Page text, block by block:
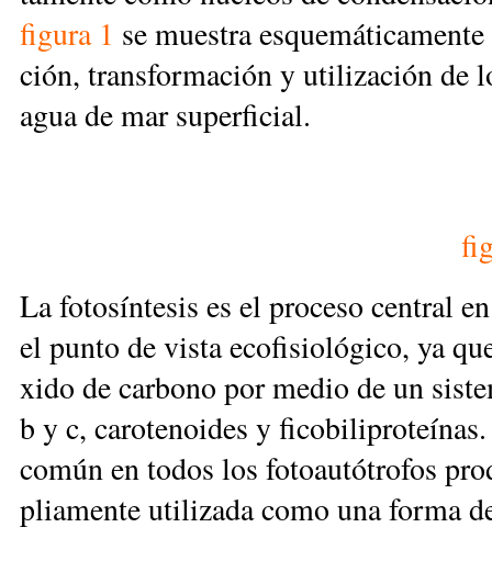
fi­gu­ra 1 se mues­tra
ción, trans­for­ma­ción y uti­li­za­ción de
agua de mar su­per­fi­cial.
La fo­to­sín­te­sis es el pro­ce­so cen­tral
el pun­to de vis­ta eco­fi­sio­ló­gi­co, ya
xi­do de car­bo­no por me­dio de un
b y c, ca­ro­te­noi­des y
co­mún en to­dos los fo­toau­tó­tro­fos
plia­men­te uti­li­za­da co­mo una for­ma